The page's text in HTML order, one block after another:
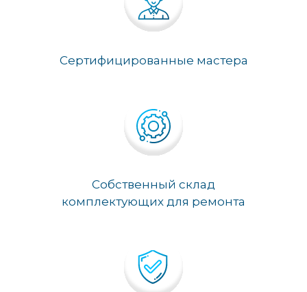
Сертифицированные мастера
Собственный склад
комплектующих для ремонта